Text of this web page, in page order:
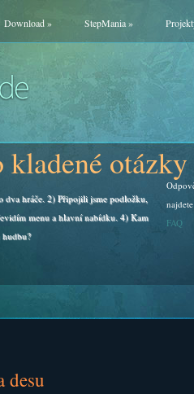
Download» StepMania»
kladené otázky
dva hráče. 2) Připojili jsme podložku,
menu a hlavní nabídku. 4) Kam
FAQ
desu